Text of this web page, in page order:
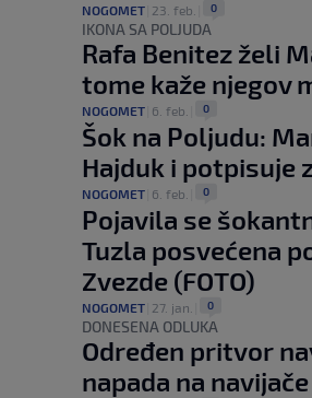
NOGOMET 23. feb. 0
IKONA SA POLJUDA
Rafa Benitez želi
tome kaže njegov
NOGOMET 6. feb. 0
Šok na Poljudu:
Hajduk i potpisuje
NOGOMET 6. feb. 0
Pojavila se
Tuzla posvećena
Zvezde (FOTO)
NOGOMET 27. jan. 0
DONESENA ODLUKA
Određen pritvor
napada na